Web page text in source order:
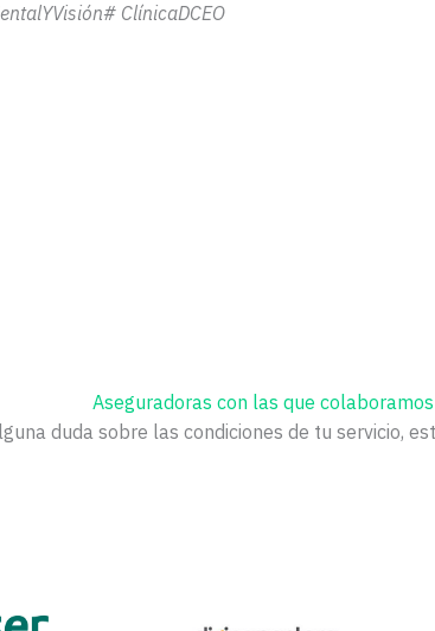
ClínicaDCEO
Aseguradoras con las que colaboramos
duda sobre las condiciones de tu servicio,